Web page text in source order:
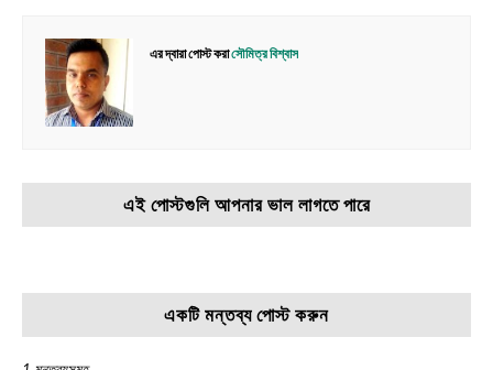
এর দ্বারা পোস্ট করাসৌমিত্র বিশ্বাস
এই পোস্টগুলি আপনার ভাল লাগতে পারে
একটি মন্তব্য পোস্ট করুন